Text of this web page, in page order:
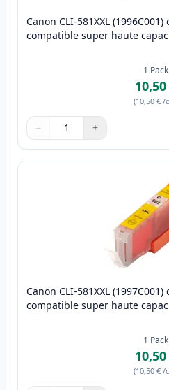
Canon CLI-581XXL
compatible super haute
1 Pack
(10,50 € /
Quantité
Utilisez les boutons pour
− +
Quantité
Canon CLI-581XXL
compatible super haute
1 Pack
(10,50 € /